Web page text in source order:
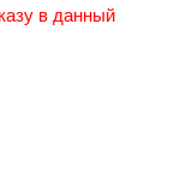
в данный